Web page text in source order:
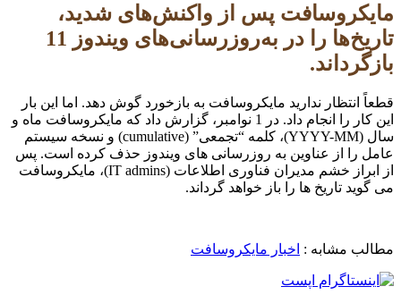
مایکروسافت پس از واکنش‌های شدید،
تاریخ‌ها را در به‌روزرسانی‌های ویندوز 11
بازگرداند.
قطعاً انتظار ندارید مایکروسافت به بازخورد گوش دهد. اما این بار
این کار را انجام داد. در 1 نوامبر، گزارش داد که مایکروسافت ماه و
سال (YYYY-MM)، کلمه “تجمعی” (cumulative) و نسخه سیستم
عامل را از عناوین به روزرسانی های ویندوز حذف کرده است. پس
از ابراز خشم مدیران فناوری اطلاعات (IT admins)، مایکروسافت
می گوید تاریخ ها را باز خواهد گرداند.
مطالب مشابه : اخبار مایکروسافت